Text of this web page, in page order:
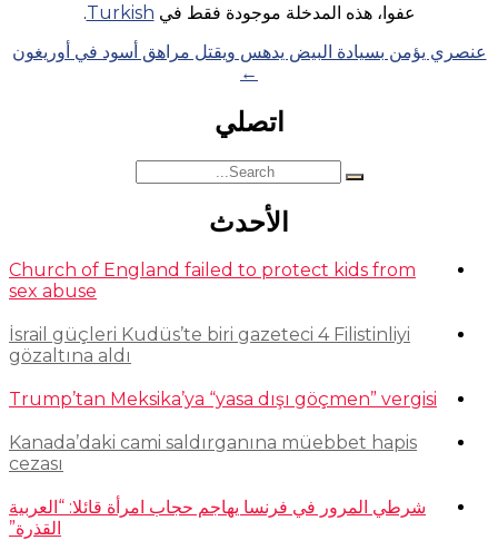
عفوا، هذه المدخلة موجودة فقط في Turkish
.
Posts
عنصري يؤمن بسيادة البيض يدهس ويقتل مراهق أسود في أوريغون
←
اتصلي
Search
for:
الأحدث
Church of England failed to protect kids from
sex abuse
İsrail güçleri Kudüs’te biri gazeteci 4 Filistinliyi
gözaltına aldı
Trump’tan Meksika’ya “yasa dışı göçmen” vergisi
Kanada’daki cami saldırganına müebbet hapis
cezası
شرطي المرور في فرنسا يهاجم حجاب امرأة قائلا: “العربية
القذرة”